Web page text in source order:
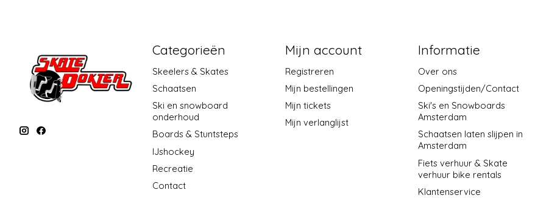
Categorieën
Skeelers & Skates
Schaatsen
Ski en snowboard
onderhoud
Boards & Stuntsteps
IJshockey
Recreatie
Contact
Mijn account
Registreren
Mijn bestellingen
Mijn tickets
Mijn verlanglijst
Informatie
Over ons
Openingstijden/Contact
Ski's en Snowboards
Amsterdam
Schaatsen laten slijpen in
Amsterdam
Fiets verhuur & Skate
verhuur bike rentals
Klantenservice